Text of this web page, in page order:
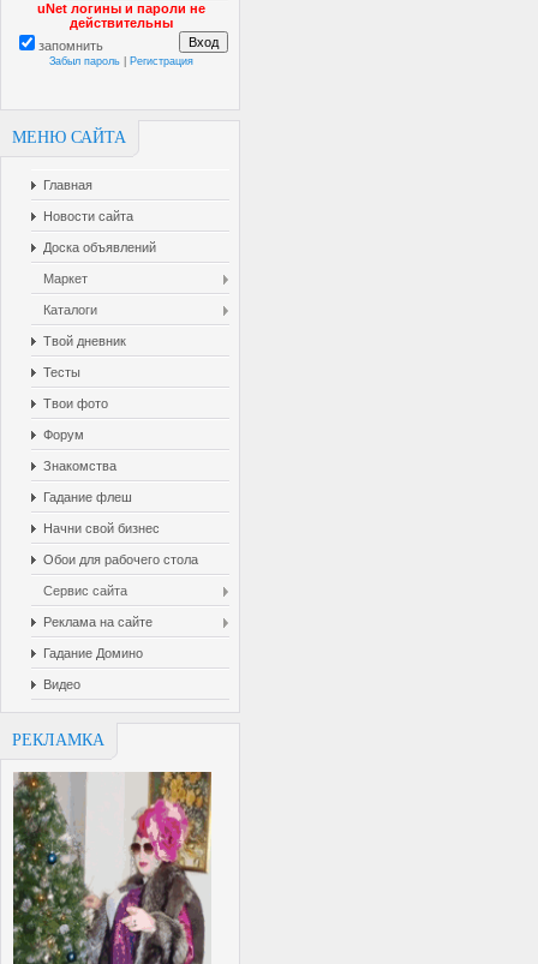
uNet логины и пароли не
действительны
запомнить
Забыл пароль Регистрация
МЕНЮ САЙТА
Главная
Новости сайта
Доска объявлений
Маркет
Каталоги
Твой дневник
Тесты
Твои фото
Форум
Знакомства
Гадание флеш
Начни свой бизнес
Обои для рабочего стола
Сервис сайта
Реклама на сайте
Гадание Домино
Видео
РЕКЛАМКА